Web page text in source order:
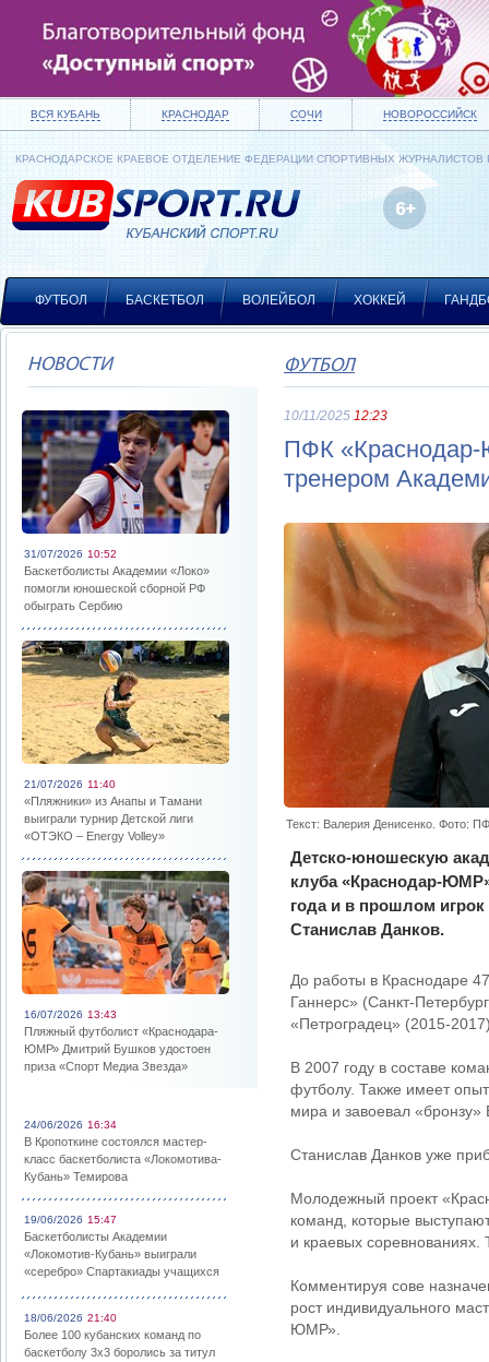
ВСЯ КУБАНЬ КРАСНОДАР СОЧИ НОВОРОССИЙСК
КРАСНОДАРСКОЕ КРАЕВОЕ ОТДЕЛЕНИЕ ФЕДЕРАЦИИ СПОРТИВНЫХ ЖУРНАЛИСТОВ
ФУТБОЛ БАСКЕТБОЛ ВОЛЕЙБОЛ ХОККЕЙ
НОВОСТИ
31/07/2026 10:52
Баскетболисты Академии «Локо»
помогли юношеской сборной РФ
обыграть Сербию
21/07/2026 11:40
«Пляжники» из Анапы и Тамани
выиграли турнир Детской лиги
«ОТЭКО – Energy Volley»
16/07/2026 13:43
Пляжный футболист «Краснодара-
ЮМР» Дмитрий Бушков удостоен
приза «Спорт Медиа Звезда»
24/06/2026 16:34
В Кропоткине состоялся мастер-
класс баскетболиста «Локомотива-
Кубань» Темирова
19/06/2026 15:47
Баскетболисты Академии
«Локомотив-Кубань» выиграли
«серебро» Спартакиады учащихся
18/06/2026 21:40
Более 100 кубанских команд по
баскетболу 3х3 боролись за титул
ФУТБОЛ
10/11/2025 12:23
ПФК «Краснодар-
тренером
Текст: Валерия Денисенко. Фото:
Детско-юношескую
клуба «Краснодар-
года и в прошлом
Станислав Данков.
До работы в Краснодаре
Ганнерс» (Санкт-
«Петроградец» (2015-
В 2007 году в составе
футболу. Также имеет
мира и завоевал «бронзу»
Станислав Данков уже
Молодежный проект
команд, которые
и краевых соревнованиях.
Комментируя сове
рост индивидуального
ЮМР».